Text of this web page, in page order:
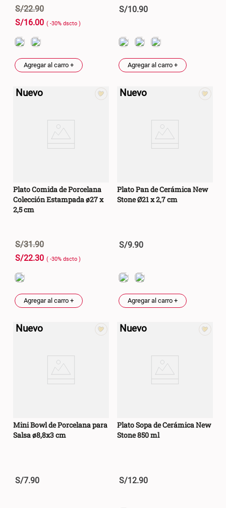
S/22.90
S/16.00 ( -30% dscto )
Agregar al carro +
S/10.90
Agregar al carro +
Nuevo
Plato Comida de Porcelana
Colección Estampada ø27 x
2,5 cm
S/31.90
S/22.30 ( -30% dscto )
Agregar al carro +
Nuevo
Plato Pan de Cerámica New
Stone Ø21 x 2,7 cm
S/9.90
Agregar al carro +
Nuevo
Mini Bowl de Porcelana para
Salsa ø8,8x3 cm
S/7.90
Nuevo
Plato Sopa de Cerámica New
Stone 850 ml
S/12.90